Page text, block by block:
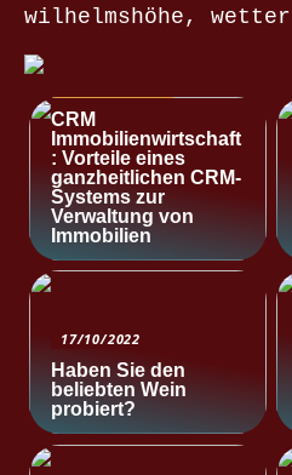
wilhelmshöhe,
CRM
Immobilienwirtschaft
: Vorteile eines
ganzheitlichen CRM-
Systems zur
Verwaltung von
Immobilien
17/10/2022
Haben Sie den
beliebten Wein
probiert?